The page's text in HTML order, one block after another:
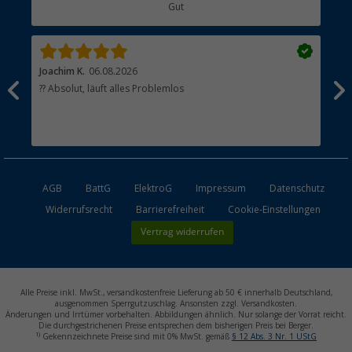
Gut
Joachim K. 06.08.2026
?? Absolut, läuft alles Problemlos
AGB BattG ElektroG Impressum
Datenschutz
Widerrufsrecht
Barrierefreiheit Cookie-Einstellungen
Vertrag widerrufen
Alle Preise inkl. MwSt., versandkostenfreie Lieferung ab 50 € innerhalb Deutschland,
ausgenommen Sperrgutzuschlag. Ansonsten zzgl. Versandkosten.
Änderungen und Irrtümer vorbehalten. Abbildungen ähnlich. Nur solange der Vorrat reicht.
Die durchgestrichenen Preise entsprechen dem bisherigen Preis bei Berger.
1) Gekennzeichnete Preise sind mit 0% MwSt. gemäß § 12 Abs. 3 Nr. 1 UStG